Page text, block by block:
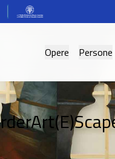
Opere Persone